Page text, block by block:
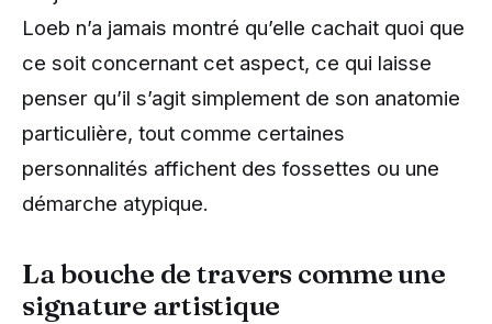
Loeb n’a jamais montré qu’elle cachait quoi que
ce soit concernant cet aspect, ce qui laisse
penser qu’il s’agit simplement de son anatomie
particulière, tout comme certaines
personnalités affichent des fossettes ou une
démarche atypique.
La bouche de travers comme une
signature artistique